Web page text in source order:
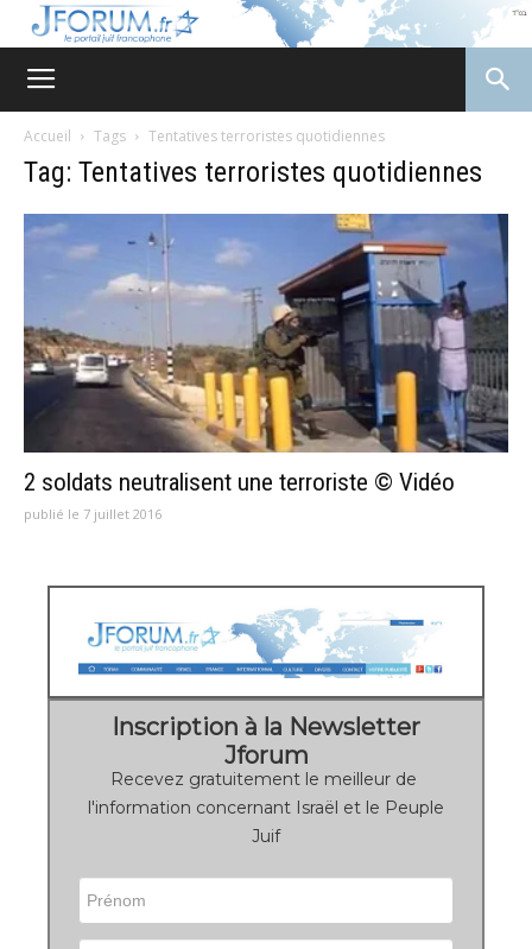
Accueil Tags Tentatives terroristes quotidiennes
Tag: Tentatives terroristes quotidiennes
2 soldats neutralisent une terroriste © Vidéo
publié le 7 juillet 2016
Inscription à la Newsletter
Jforum
Recevez gratuitement le meilleur de
l'information concernant Israël et le Peuple
Juif